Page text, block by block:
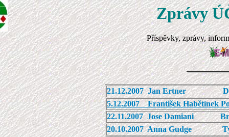
Zprávy
Příspěvky, zprávy,
21.12.2007 Jan Ertner
5.12.2007 František Habětínek
22.11.2007 Jose Damiani
20.10.2007 Anna Gudge